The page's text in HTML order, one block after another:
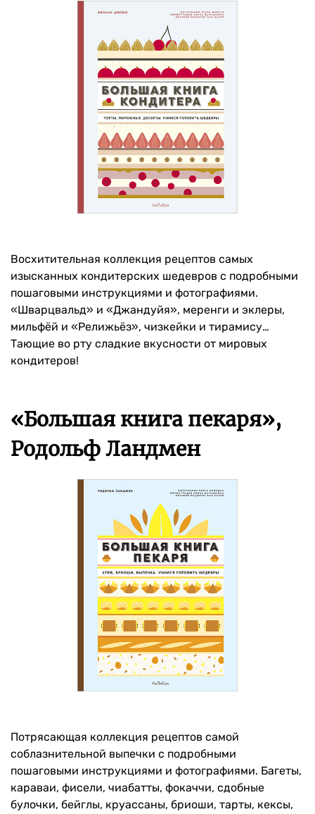
Восхитительная коллекция рецептов самых
изысканных кондитерских шедевров с подробными
пошаговыми инструкциями и фотографиями.
«Шварцвальд» и «Джандуйя», меренги и эклеры,
мильфёй и «Релижьёз», чизкейки и тирамису…
Тающие во рту сладкие вкусности от мировых
кондитеров!
«Большая книга пекаря»,
Родольф Ландмен
Потрясающая коллекция рецептов самой
соблазнительной выпечки с подробными
пошаговыми инструкциями и фотографиями. Багеты,
караваи, фисели, чиабатты, фокаччи, сдобные
булочки, бейглы, круассаны, бриоши, тарты, кексы,